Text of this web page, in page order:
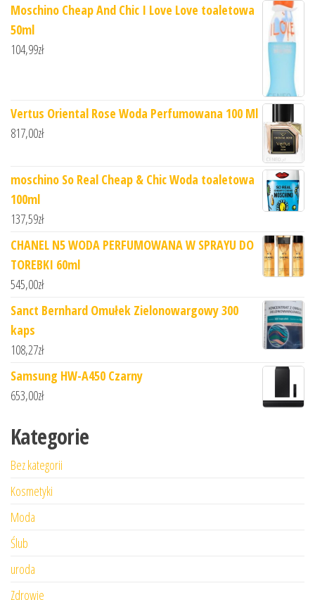
Moschino Cheap And Chic I Love Love toaletowa
50ml
104,99zł
Vertus Oriental Rose Woda Perfumowana 100 Ml
817,00zł
moschino So Real Cheap & Chic Woda toaletowa
100ml
137,59zł
CHANEL N5 WODA PERFUMOWANA W SPRAYU DO
TOREBKI 60ml
545,00zł
Sanct Bernhard Omułek Zielonowargowy 300
kaps
108,27zł
Samsung HW-A450 Czarny
653,00zł
Kategorie
Bez kategorii
Kosmetyki
Moda
Ślub
uroda
Zdrowie